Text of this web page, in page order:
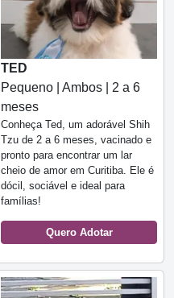
TED
Pequeno | Ambos | 2 a 6
meses
Conheça Ted, um adorável Shih
Tzu de 2 a 6 meses, vacinado e
pronto para encontrar um lar
cheio de amor em Curitiba. Ele é
dócil, sociável e ideal para
famílias!
Quero Adotar